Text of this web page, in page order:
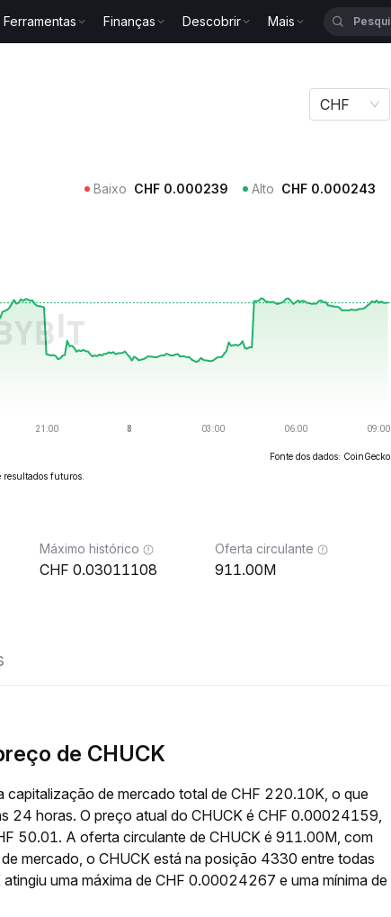
Ferramentas Finanças Descobrir Mais
CHF
Baixo CHF 0.000239 Alto CHF 0.000243
Fonte dos dados: CoinGecko
resultados futuros.
Máximo histórico
0.03011108
Oferta circulante
911.00M
de CHUCK
de mercado total de CHF 220.10K, o que
24 horas. O preço atual do CHUCK é CHF 0.00024159,
50.01. A oferta circulante de CHUCK é 911.00M, com
mercado, o CHUCK está na posição 4330 entre todas
uma máxima de CHF 0.00024267 e uma mínima de